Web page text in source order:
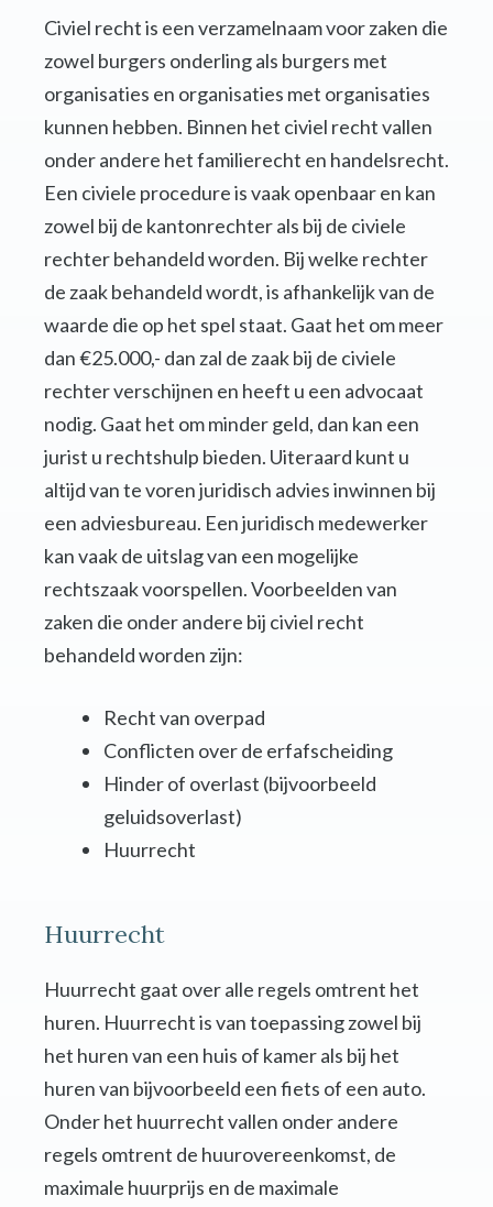
Civiel recht is een verzamelnaam voor zaken die
zowel burgers onderling als burgers met
organisaties en organisaties met organisaties
kunnen hebben. Binnen het civiel recht vallen
onder andere het familierecht en handelsrecht.
Een civiele procedure is vaak openbaar en kan
zowel bij de kantonrechter als bij de civiele
rechter behandeld worden. Bij welke rechter
de zaak behandeld wordt, is afhankelijk van de
waarde die op het spel staat. Gaat het om meer
dan €25.000,- dan zal de zaak bij de civiele
rechter verschijnen en heeft u een advocaat
nodig. Gaat het om minder geld, dan kan een
jurist u rechtshulp bieden. Uiteraard kunt u
altijd van te voren juridisch advies inwinnen bij
een adviesbureau. Een juridisch medewerker
kan vaak de uitslag van een mogelijke
rechtszaak voorspellen. Voorbeelden van
zaken die onder andere bij civiel recht
behandeld worden zijn:
Recht van overpad
Conflicten over de erfafscheiding
Hinder of overlast (bijvoorbeeld
geluidsoverlast)
Huurrecht
Huurrecht
Huurrecht gaat over alle regels omtrent het
huren. Huurrecht is van toepassing zowel bij
het huren van een huis of kamer als bij het
huren van bijvoorbeeld een fiets of een auto.
Onder het huurrecht vallen onder andere
regels omtrent de huurovereenkomst, de
maximale huurprijs en de maximale